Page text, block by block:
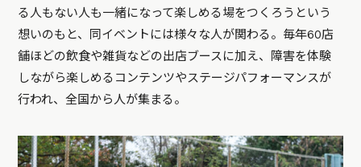
る人もない人も一緒になって楽しめる場をつくろうという
想いのもと、同イベントには様々な人が関わる。毎年60店
舗ほどの飲食や雑貨などの出店ブースに加え、障害を体験
しながら楽しめるコンテンツやステージパフォーマンスが
行われ、全国から人が集まる。